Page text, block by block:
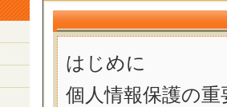
はじめに
個人情報保護の